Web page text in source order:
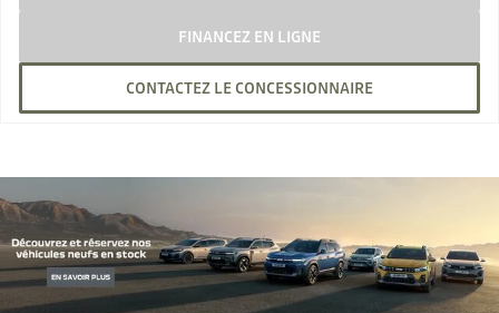
FINANCEZ EN LIGNE
CONTACTEZ LE CONCESSIONNAIRE